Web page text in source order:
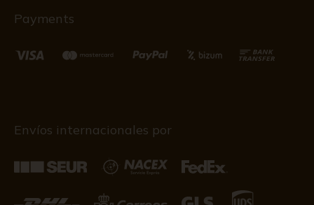
Payments
Envíos internacionales por